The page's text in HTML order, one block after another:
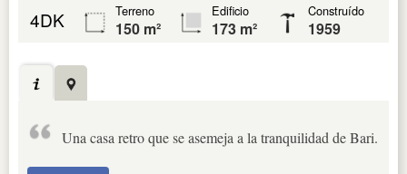
4DK Terreno
150 m²
Edificio
173 m²
Construído
1959
Una casa retro que se asemeja a la tranquilidad de Bari.